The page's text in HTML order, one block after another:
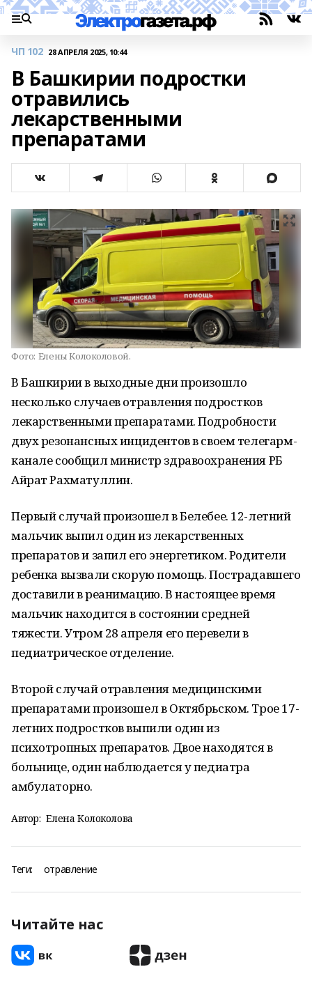
ЧП 102 28 АПРЕЛЯ 2025, 10:44
В Башкирии подростки
отравились
лекарственными
препаратами
Фото: Елены Колоколовой.
В Башкирии в выходные дни произошло
несколько случаев отравления подростков
лекарственными препаратами. Подробности
двух резонансных инцидентов в своем телегарм-
канале сообщил министр здравоохранения РБ
Айрат Рахматуллин.
Первый случай произошел в Белебее. 12-летний
мальчик выпил один из лекарственных
препаратов и запил его энергетиком. Родители
ребенка вызвали скорую помощь. Пострадавшего
доставили в реанимацию. В настоящее время
мальчик находится в состоянии средней
тяжести. Утром 28 апреля его перевели в
педиатрическое отделение.
Второй случай отравления медицинскими
препаратами произошел в Октябрьском. Трое 17-
летних подростков выпили один из
психотропных препаратов. Двое находятся в
больнице, один наблюдается у педиатра
амбулаторно.
Автор: Елена Колоколова
Теги: отравление
Читайте нас